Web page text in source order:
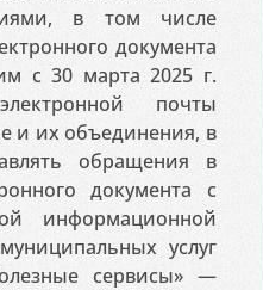
в том числе
документа
с 30 марта 2025 г.
почты
и их объединения, в
обращения в
документа с
информационной
услуг
сервисы» —